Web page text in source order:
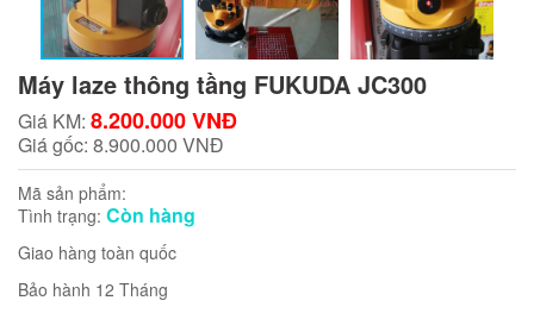
Máy laze thông tầng FUKUDA JC300
Giá KM: 8.200.000 VNĐ
Giá gốc: 8.900.000 VNĐ
Mã sản phẩm:
Tình trạng: Còn hàng
Giao hàng toàn quốc
Bảo hành 12 Tháng